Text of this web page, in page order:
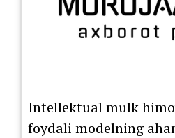
Intellektual mulk
foydali modelning